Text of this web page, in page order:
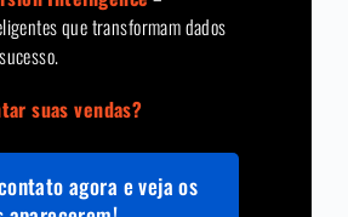
que transformam dados
suas vendas?
agora e veja os